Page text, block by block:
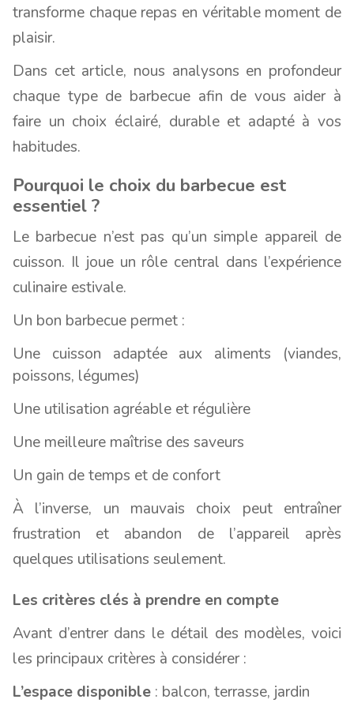
transforme chaque repas en véritable moment de
plaisir.
Dans cet article, nous analysons en profondeur
chaque type de barbecue afin de vous aider à
faire un choix éclairé, durable et adapté à vos
habitudes.
Pourquoi le choix du barbecue est
essentiel ?
Le barbecue n’est pas qu’un simple appareil de
cuisson. Il joue un rôle central dans l’expérience
culinaire estivale.
Un bon barbecue permet :
Une cuisson adaptée aux aliments (viandes,
poissons, légumes)
Une utilisation agréable et régulière
Une meilleure maîtrise des saveurs
Un gain de temps et de confort
À l’inverse, un mauvais choix peut entraîner
frustration et abandon de l’appareil après
quelques utilisations seulement.
Les critères clés à prendre en compte
Avant d’entrer dans le détail des modèles, voici
les principaux critères à considérer :
L’espace disponible : balcon, terrasse, jardin